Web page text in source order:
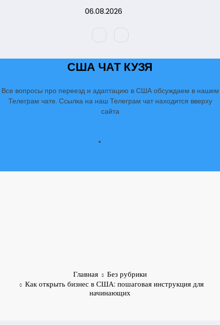
06.08.2026
США ЧАТ КУЗЯ
Все вопросы про переезд и адаптацию в США обсуждаем в нашем
Телеграм чате. Ссылка на наш Телеграм чат находится вверху
сайта
Главная
Без рубрики
Как открыть бизнес в США: пошаговая инструкция для
начинающих